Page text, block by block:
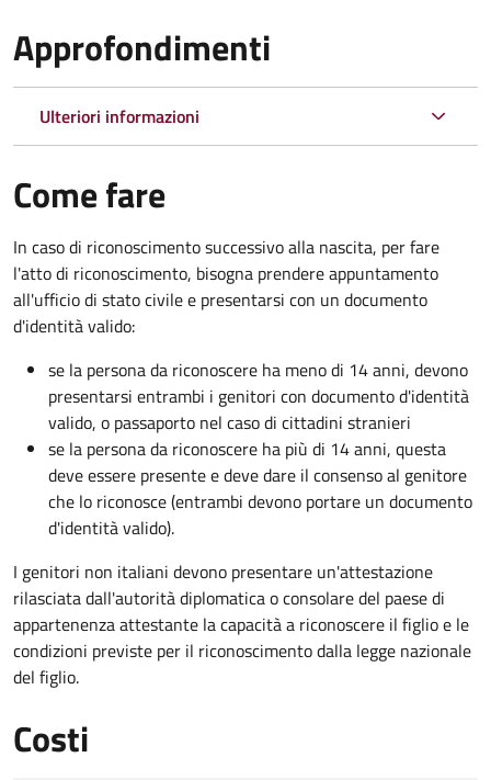
Approfondimenti
Ulteriori informazioni
Come fare
In caso di riconoscimento successivo alla nascita, per fare
l'atto di riconoscimento, bisogna prendere appuntamento
all'ufficio di stato civile e presentarsi con un documento
d'identità valido:
se la persona da riconoscere ha meno di 14 anni, devono
presentarsi entrambi i genitori con documento d'identità
valido, o passaporto nel caso di cittadini stranieri
se la persona da riconoscere ha più di 14 anni, questa
deve essere presente e deve dare il consenso al genitore
che lo riconosce (entrambi devono portare un documento
d'identità valido).
I genitori non italiani devono presentare un'attestazione
rilasciata dall'autorità diplomatica o consolare del paese di
appartenenza attestante la capacità a riconoscere il figlio e le
condizioni previste per il riconoscimento dalla legge nazionale
del figlio.
Costi